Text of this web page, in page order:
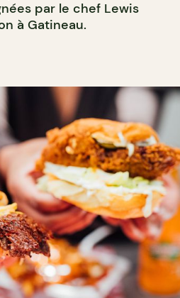
par le chef Lewis
à Gatineau.